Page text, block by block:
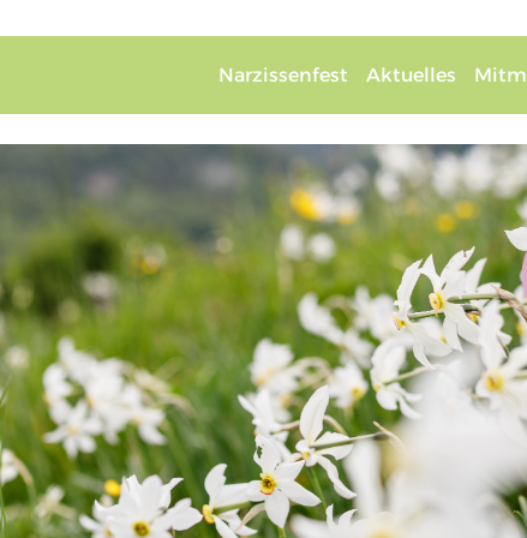
Narzissenfest Aktuelles